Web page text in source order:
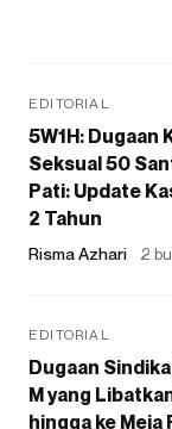
EDITORIAL
5W1H: Dugaan
Seksual 50
Pati: Update
2 Tahun
Risma Azhari 2
EDITORIAL
Dugaan
M yang
hingga ke Meja